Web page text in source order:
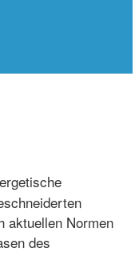
aktuellen Normen
des